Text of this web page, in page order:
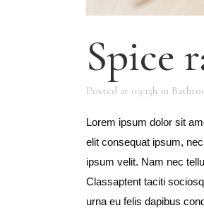
Spice
Posted at 09:15h in
Lorem ipsum dolor sit
elit consequat ipsum,
ipsum velit. Nam nec
Classaptent taciti
urna eu felis dapibus